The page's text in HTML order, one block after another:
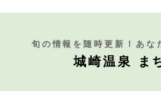
旬の情報を随時更新！あな
城崎温泉 ま